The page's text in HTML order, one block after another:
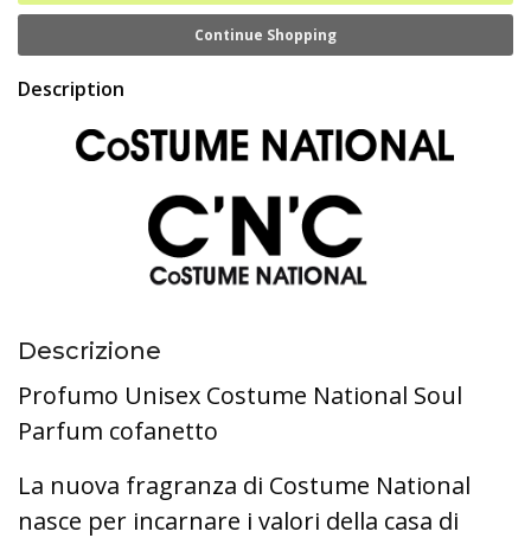
Continue Shopping
Description
Descrizione
Profumo Unisex Costume National Soul
Parfum cofanetto
La nuova fragranza di Costume National
nasce per incarnare i valori della casa di